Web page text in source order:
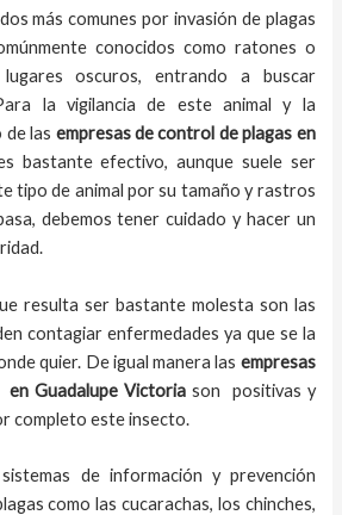
más comunes por invasión de plagas
conocidos como ratones o
oscuros, entrando a buscar
la vigilancia de este animal y la
las empresas de control de plagas en
bastante efectivo, aunque suele ser
tipo de animal por su tamaño y rastros
debemos tener cuidado y hacer un
resulta ser bastante molesta son las
contagiar enfermedades ya que se la
quier. De igual manera las empresas
en Guadalupe Victoriason positivas y
completo este insecto.
de información y prevención
como las cucarachas, los chinches,